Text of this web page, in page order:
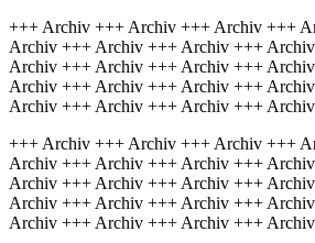
+++ Archiv +++ Archiv +++ Archiv +++
Archiv +++ Archiv +++ Archiv +++
Archiv +++ Archiv +++ Archiv +++
Archiv +++ Archiv +++ Archiv +++
Archiv +++ Archiv +++ Archiv +++
+++ Archiv +++ Archiv +++ Archiv +++
Archiv +++ Archiv +++ Archiv +++
Archiv +++ Archiv +++ Archiv +++
Archiv +++ Archiv +++ Archiv +++
Archiv +++ Archiv +++ Archiv +++